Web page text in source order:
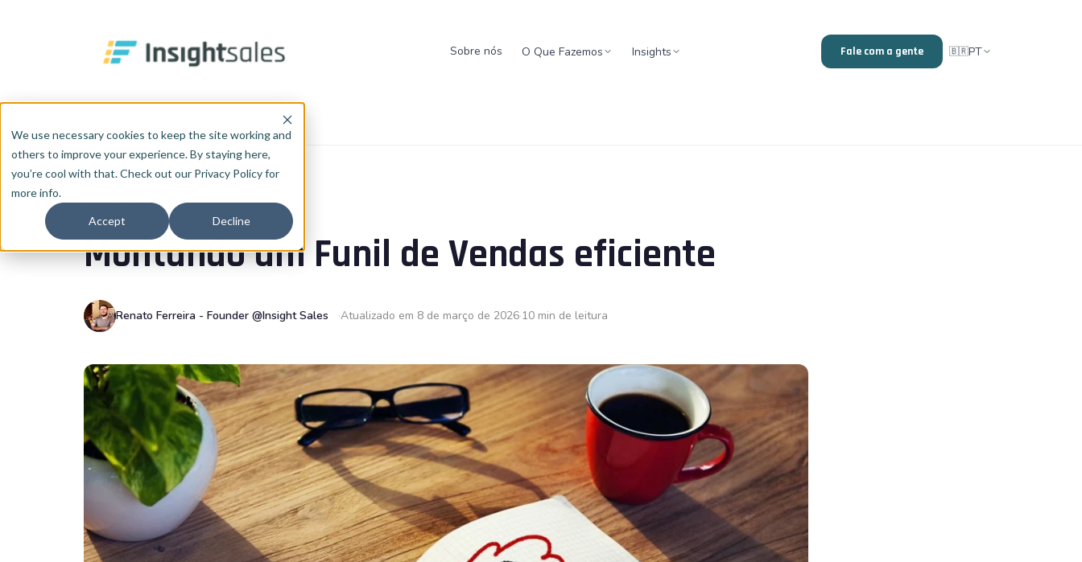
We use necessary cookies to keep the site working and
others to improve your experience. By staying here,
you’re cool with that. Check out our Privacy Policy for
more info.
Accept Decline
Sobre nós O Que Fazemos Insights Fale com a gente 🇧🇷PT
REVOPS
Montando um Funil de Vendas eficiente
Renato Ferreira - Founder @Insight Sales Atualizado em 8 de março de 2026 10 min de leitura